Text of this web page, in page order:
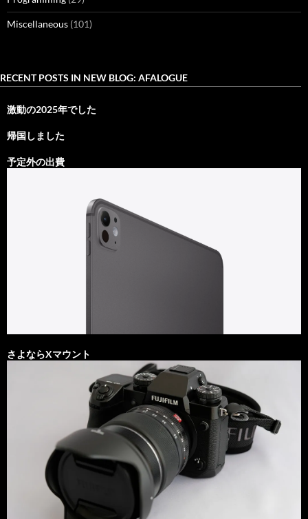
Miscellaneous (101)
RECENT POSTS IN NEW BLOG: AFALOGUE
激動の2025年でした
帰国しました
予定外の出費
さよならXマウント